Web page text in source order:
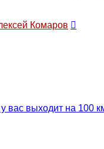
Комаров
вас выходит на 100